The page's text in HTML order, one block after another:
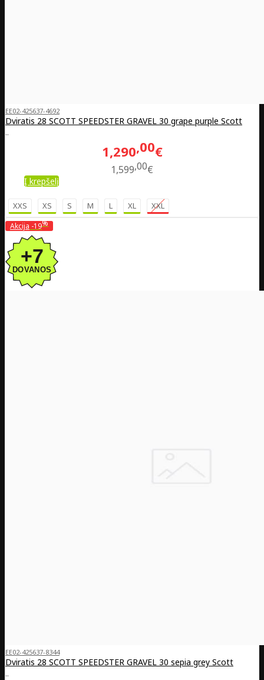
EE02-425637-4692
Dviratis 28 SCOTT SPEEDSTER GRAVEL 30 grape purple Scott
..
1,290 00€
1,599 00€
Į krepšelį
XXS XS S M L XL XXL
Akcija -19%
EE02-425637-8344
Dviratis 28 SCOTT SPEEDSTER GRAVEL 30 sepia grey Scott
..